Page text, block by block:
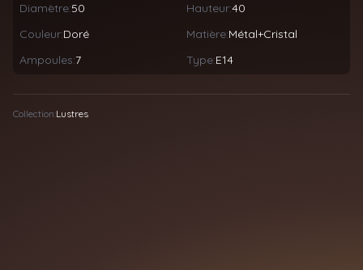
Diamètre:50 Hauteur:40
Couleur:Doré Matière:Métal+Cristal
Ampoules:7 Type:E14
Collection:Lustres